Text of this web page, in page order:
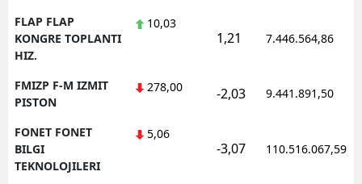
FLAP FLAP
KONGRE TOPLANTI
HIZ.
10,03
1,21 7.446.564,86
FMIZP F-M IZMIT
PISTON
278,00 -2,03 9.441.891,50
FONET FONET
BILGI
TEKNOLOJILERI
5,06
-3,07 110.516.067,59